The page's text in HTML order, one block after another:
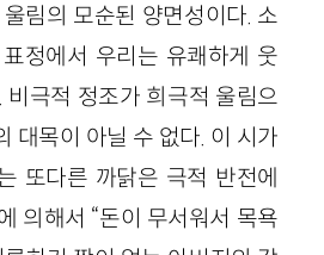
림의 모순된 양면성이다. 소
정에서 우리는 유쾌하게 웃
비극적 정조가 희극적 울림으
대목이 아닐 수 없다. 이 시가
또다른 까닭은 극적 반전에
의해서 “돈이 무서워서 목욕